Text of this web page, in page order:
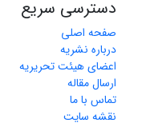
دسترسی سریع
صفحه اصلی
درباره نشریه
اعضای هیئت تحریریه
ارسال مقاله
تماس با ما
نقشه سایت